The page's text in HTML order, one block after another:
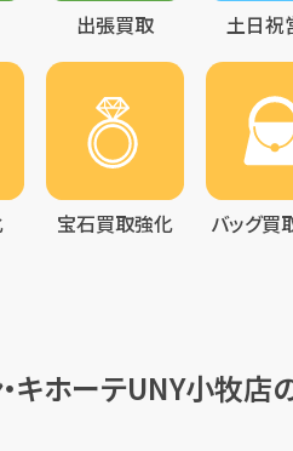
出張買取 土日祝
宝石買取強化 バッグ買
・キホーテUNY小牧